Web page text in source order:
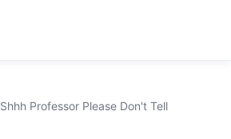
Shhh Professor Please Don't Tell